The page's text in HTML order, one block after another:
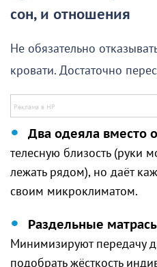
сон, и отношения
Не обязательно
кровати. Достаточно
Два одеяла вместо
телесную близость (руки
лежать рядом), но даёт
своим микроклиматом.
Раздельные
Минимизируют передачу
подобрать жёсткость